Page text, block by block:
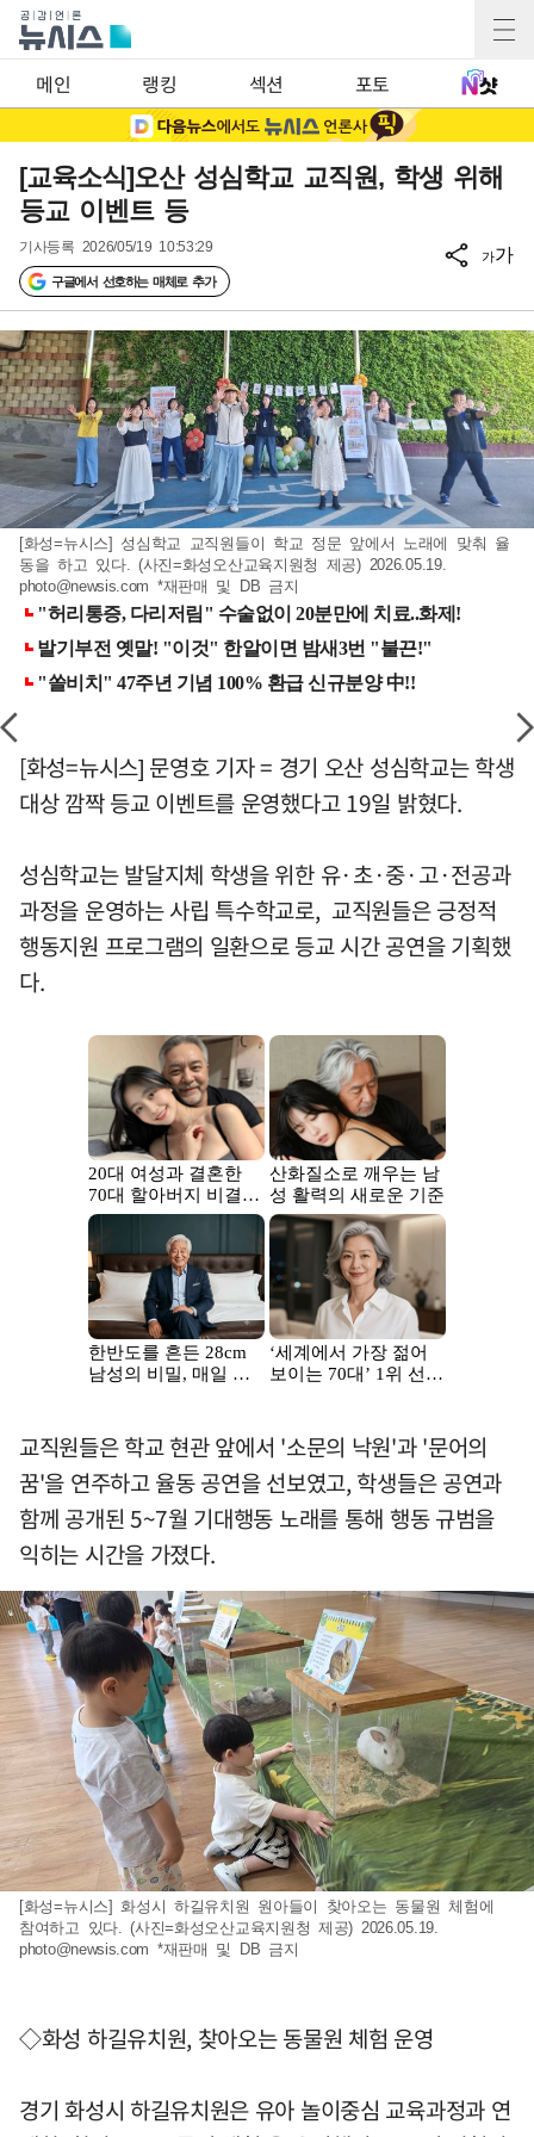
메인 랭킹 섹션 포토
[교육소식]오산 성심학교 교직원, 학생 위해
등교 이벤트 등
기사등록 2026/05/19 10:53:29
구글에서 선호하는 매체로 추가
가가
[화성=뉴시스] 성심학교 교직원들이 학교 정문 앞에서 노래에 맞춰 율
동을 하고 있다. (사진=화성오산교육지원청 제공) 2026.05.19.
photo@newsis.com *재판매 및 DB 금지
[화성=뉴시스] 문영호 기자 = 경기 오산 성심학교는 학생
대상 깜짝 등교 이벤트를 운영했다고 19일 밝혔다.
성심학교는 발달지체 학생을 위한 유·초·중·고·전공과
과정을 운영하는 사립 특수학교로, 교직원들은 긍정적
행동지원 프로그램의 일환으로 등교 시간 공연을 기획했
다.
교직원들은 학교 현관 앞에서 '소문의 낙원'과 '문어의
꿈'을 연주하고 율동 공연을 선보였고, 학생들은 공연과
함께 공개된 5~7월 기대행동 노래를 통해 행동 규범을
익히는 시간을 가졌다.
[화성=뉴시스] 화성시 하길유치원 원아들이 찾아오는 동물원 체험에
참여하고 있다. (사진=화성오산교육지원청 제공) 2026.05.19.
photo@newsis.com *재판매 및 DB 금지
◇화성 하길유치원, 찾아오는 동물원 체험 운영
경기 화성시 하길유치원은 유아 놀이중심 교육과정과 연